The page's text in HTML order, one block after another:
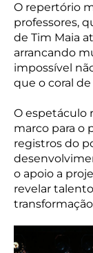
O repertório
professores,
de Tim Maia
arrancando
impossível
que o coral
O espetáculo
marco para o
registros do
o apoio a
revelar